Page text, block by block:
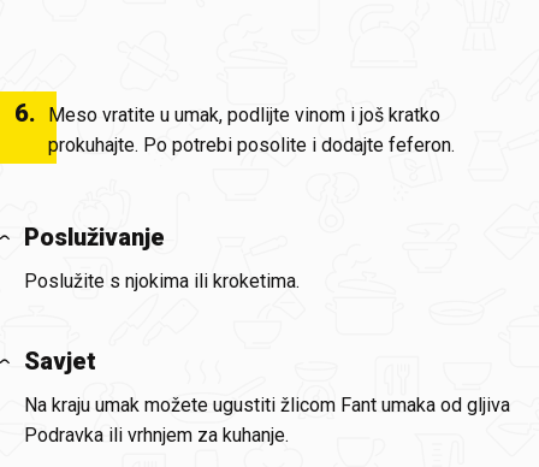
6.
Meso vratite u umak, podlijte vinom i još kratko
prokuhajte. Po potrebi posolite i dodajte feferon.
Posluživanje
Poslužite s njokima ili kroketima.
Savjet
Na kraju umak možete ugustiti žlicom Fant umaka od gljiva
Podravka ili vrhnjem za kuhanje.